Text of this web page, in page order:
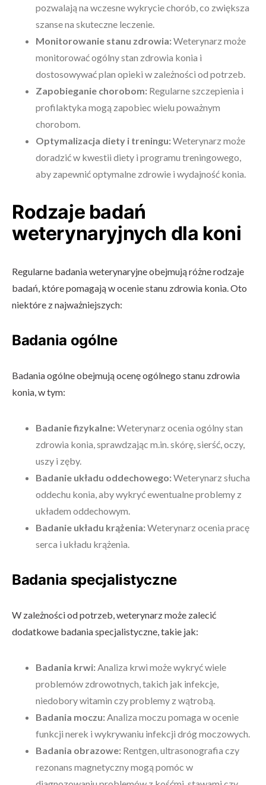
pozwalają na wczesne wykrycie chorób, co zwiększa
szanse na skuteczne leczenie.
Monitorowanie stanu zdrowia:Weterynarz może
monitorować ogólny stan zdrowia konia i
dostosowywać plan opieki w zależności od potrzeb.
Zapobieganie chorobom: Regularne szczepienia i
profilaktyka mogą zapobiec wielu poważnym
chorobom.
Optymalizacja diety i treningu:Weterynarz może
doradzić w kwestii diety i programu treningowego,
aby zapewnić optymalne zdrowie i wydajność konia.
Rodzaje badań
weterynaryjnych dla koni
Regularne badania weterynaryjne obejmują różne rodzaje
badań, które pomagają w ocenie stanu zdrowia konia. Oto
niektóre z najważniejszych:
Badania ogólne
Badania ogólne obejmują ocenę ogólnego stanu zdrowia
konia, w tym:
Badanie fizykalne:Weterynarz ocenia ogólny stan
zdrowia konia, sprawdzając m.in. skórę, sierść, oczy,
uszy i zęby.
Badanie układu oddechowego:Weterynarz słucha
oddechu konia, aby wykryć ewentualne problemy z
układem oddechowym.
Badanie układu krążenia:Weterynarz ocenia pracę
serca i układu krążenia.
Badania specjalistyczne
W zależności od potrzeb, weterynarz może zalecić
dodatkowe badania specjalistyczne, takie jak:
Badania krwi: Analiza krwi może wykryć wiele
problemów zdrowotnych, takich jak infekcje,
niedobory witamin czy problemy z wątrobą.
Badania moczu: Analiza moczu pomaga w ocenie
funkcji nerek i wykrywaniu infekcji dróg moczowych.
Badania obrazowe: Rentgen, ultrasonografia czy
rezonans magnetyczny mogą pomóc w